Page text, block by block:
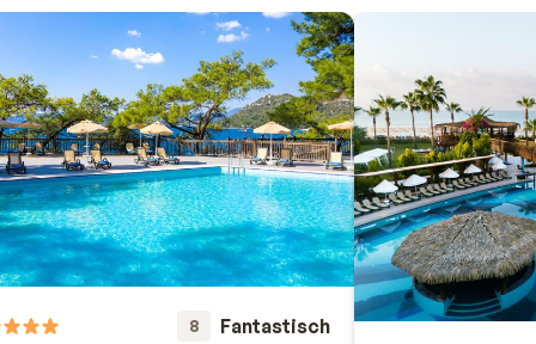
8 Fantastisch